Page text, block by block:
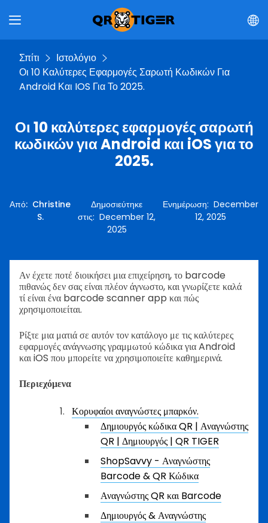
Σπίτι
Ιστολόγιο
Οι 10 Καλύτερες Εφαρμογές Σαρωτή Κωδικών Για
Android Και IOS Για Το 2025.
Οι 10 καλύτερες εφαρμογές σαρωτή
κωδικών για Android και iOS για το
2025.
Από: Christine
S.
Δημοσιεύτηκε
στις: December 12,
2025
Ενημέρωση: December
12, 2025
Αν έχετε ποτέ διοικήσει μια επιχείρηση, το barcode
πιθανώς δεν σας είναι πλέον άγνωστο, και γνωρίζετε καλά
τί είναι ένα barcode scanner app και πώς
χρησιμοποιείται.
Ρίξτε μια ματιά σε αυτόν τον κατάλογο με τις καλύτερες
εφαρμογές ανάγνωσης γραμμωτού κώδικα για Android
και iOS που μπορείτε να χρησιμοποιείτε καθημερινά.
Περιεχόμενα
Κορυφαίοι αναγνώστες μπαρκόν.
Δημιουργός κώδικα QR | Αναγνώστης
QR | Δημιουργός | QR TIGER
ShopSavvy - Αναγνώστης
Barcode & QR Κώδικα
Αναγνώστης QR και Barcode
Δημιουργός & Αναγνώστης